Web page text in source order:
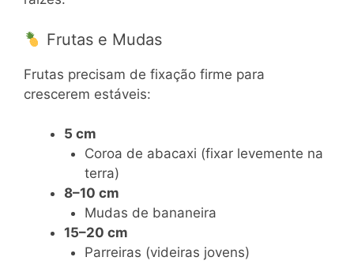
Frutas e Mudas
Frutas precisam de fixação firme para
crescerem estáveis:
5 cm
Coroa de abacaxi (fixar levemente na
terra)
8–10 cm
Mudas de bananeira
15–20 cm
Parreiras (videiras jovens)